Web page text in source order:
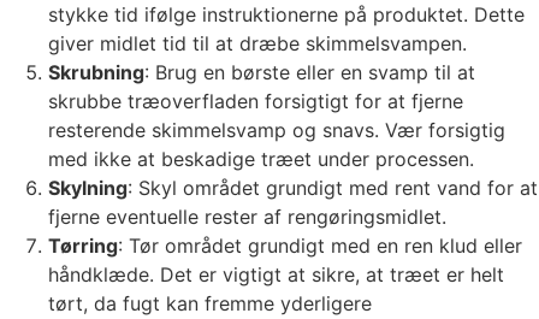
stykke tid ifølge instruktionerne på produktet. Dette
giver midlet tid til at dræbe skimmelsvampen.
Skrubning: Brug en børste eller en svamp til at
skrubbe træoverfladen forsigtigt for at fjerne
resterende skimmelsvamp og snavs. Vær forsigtig
med ikke at beskadige træet under processen.
Skylning: Skyl området grundigt med rent vand for at
fjerne eventuelle rester af rengøringsmidlet.
Tørring: Tør området grundigt med en ren klud eller
håndklæde. Det er vigtigt at sikre, at træet er helt
tørt, da fugt kan fremme yderligere